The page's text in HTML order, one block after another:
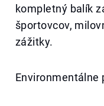
kompletný balík
športovcov,
zážitky.
Environmentálne